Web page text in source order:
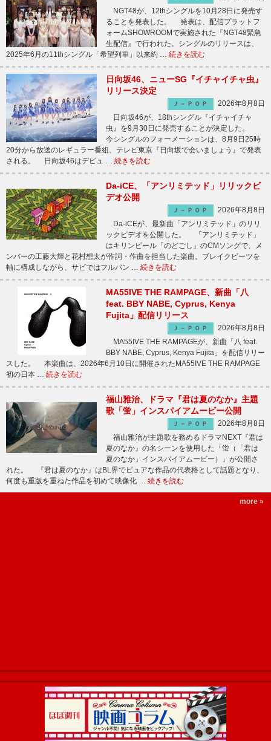
NGT48が、12thシングルを10月28日に発売す
ることを発表した。 発表は、配信プラットフ
ォームSHOWROOMで実施された『NGT48緊急
生配信』で行われた。シングルのリリースは、
2025年6月の11thシングル「希望列車」以来約 … 続きを読む
日向坂46、ニューSG『イチャイチャ虫』
リリース決定
Ｊ－ＰＯＰ
2026年8月8日
日向坂46が、18thシングル『イチャイチャ
虫』を9月30日に発売することが決定した。
今シングルのフォーメーションは、8月9日25時
20分から放送のレギュラー番組、テレビ東京『日向坂で会いましょう』で発表
される。 日向坂46はデビュ … 続きを読む
Da-iCE、「アンリミテッド」リリックビ
デオ公開
Ｊ－ＰＯＰ
2026年8月8日
Da-iCEが、最新曲「アンリミテッド」のリリ
ックビデオを公開した。 「アンリミテッド」
はキリンビール「のどごし」のCMソングで、メ
ンバーの工藤大輝と花村想太が作詞・作曲を担当した楽曲。ブレイクビーツを
軸に構成しながら、サビではフルバン … 続きを読む
MA55IVE THE RAMPAGE、新曲「八
feat. BBY NABE, Cyprus, Kenya
Fujita」配信リリース
Ｊ－ＰＯＰ
2026年8月8日
MA55IVE THE RAMPAGEが、新曲「八 feat.
BBY NABE, Cyprus, Kenya Fujita」を配信リリー
スした。 本楽曲は、2026年6月10日に開催されたMA55IVE THE RAMPAGE
初の日本 … 続きを読む
福山雅治、ドラマ『君は夏のなか』主題
歌「蛍」インスパイアムービー公開
Ｊ－ＰＯＰ
2026年8月8日
福山雅治が主題歌を務めるドラマNEXT『君は
夏のなか』の名シーンを使用した「蛍（「君は
夏のなか」インスパイアムービー）」が公開さ
れた。 『君は夏のなか』はBL界でピュアな作品の代表格として話題となり、
何度も重版を重ねた作品を初めて映像化 … 続きを読む
more »